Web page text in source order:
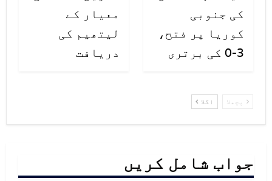
برطانیہ میں 121 افراد لقمہ اجل
بنے۔
کی جنوبی
کوریا پر فتح،
3-0 کی برتری
معیار کے
لیتھیم کی
دریافت
پچھلا اگلا
جواب شامل کریں